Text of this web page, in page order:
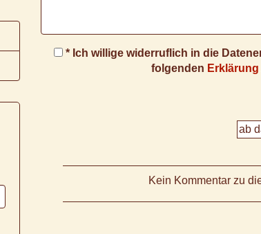
* Ich willige widerruflich in die
folgenden
Kein Kommentar zu